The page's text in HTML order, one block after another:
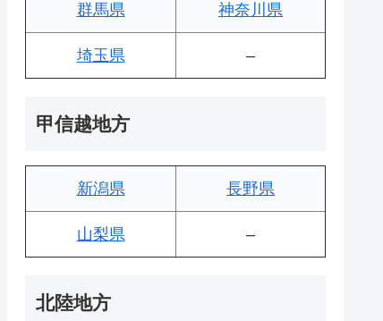
群馬県 神奈川県
埼玉県 –
甲信越地方
新潟県 長野県
山梨県 –
北陸地方